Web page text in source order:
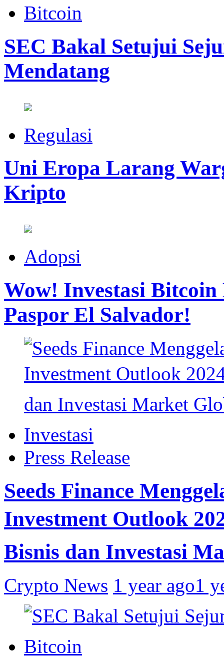
Bitcoin
SEC Bakal Setujui
Mendatang
Regulasi
Uni Eropa Larang
Kripto
Adopsi
Wow! Investasi
Paspor El Salvador!
Investasi
Press Release
Seeds Finance
Investment Outlook
Bisnis dan Investasi
Crypto News 1 year ago1
Bitcoin